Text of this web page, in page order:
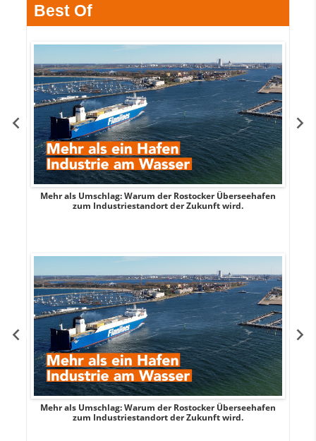
Best Of
Mehr als Umschlag: Warum der Rostocker Überseehafen
zum Industriestandort der Zukunft wird.
Mehr als Umschlag: Warum der Rostocker Überseehafen
zum Industriestandort der Zukunft wird.